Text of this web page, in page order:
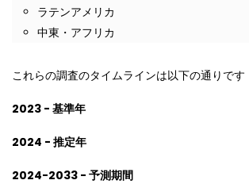
ラテンアメリカ
中東・アフリカ
これらの調査のタイムラインは以下の通りです
2023 - 基準年
2024 - 推定年
2024-2033 - 予測期間